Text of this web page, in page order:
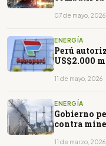
07 de mayo, 2026
ENERGÍA
Perú
US$2.000
11 de mayo, 2026
ENERGÍA
Gobierno
contra
11 de marzo, 2026